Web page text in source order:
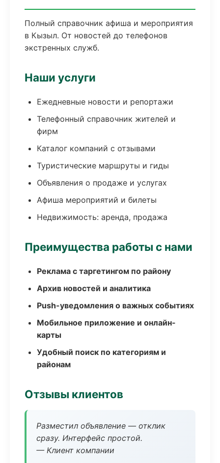
Полный справочник афиша и мероприятия
в Кызыл. От новостей до телефонов
экстренных служб.
Наши услуги
Ежедневные новости и репортажи
Телефонный справочник жителей и
фирм
Каталог компаний с отзывами
Туристические маршруты и гиды
Объявления о продаже и услугах
Афиша мероприятий и билеты
Недвижимость: аренда, продажа
Преимущества работы с нами
Реклама с таргетингом по району
Архив новостей и аналитика
Push-уведомления о важных событиях
Мобильное приложение и онлайн-
карты
Удобный поиск по категориям и
районам
Отзывы клиентов
Разместил объявление — отклик
сразу. Интерфейс простой.
— Клиент компании